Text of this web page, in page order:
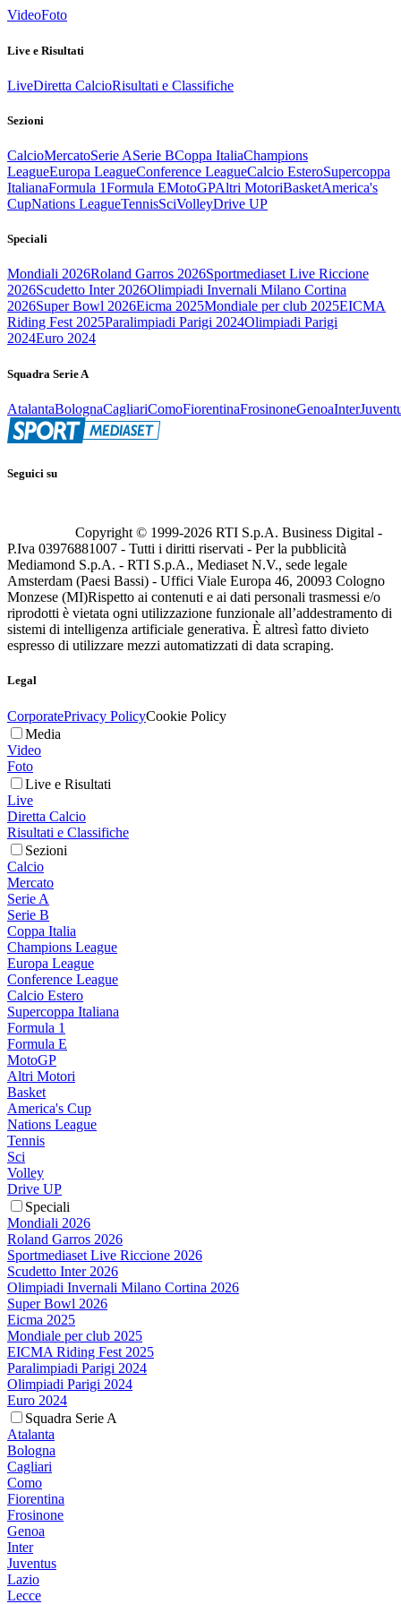
VideoFoto
Live e Risultati
LiveDiretta CalcioRisultati e Classifiche
Sezioni
CalcioMercatoSerie ASerie BCoppa ItaliaChampions
LeagueEuropa LeagueConference LeagueCalcio EsteroSupercoppa
ItalianaFormula 1Formula EMotoGPAltri MotoriBasketAmerica's
CupNations LeagueTennisSciVolleyDrive UP
Speciali
Mondiali 2026Roland Garros 2026Sportmediaset Live Riccione
2026Scudetto Inter 2026Olimpiadi Invernali Milano Cortina
2026Super Bowl 2026Eicma 2025Mondiale per club 2025EICMA
Riding Fest 2025Paralimpiadi Parigi 2024Olimpiadi Parigi
2024Euro 2024
Squadra Serie A
AtalantaBolognaCagliariComoFiorentinaFrosinoneGenoaInter
Seguici su
Copyright © 1999-2026 RTI S.p.A. Business Digital -
P.Iva 03976881007 - Tutti i diritti riservati - Per la pubblicità
Mediamond S.p.A. - RTI S.p.A., Mediaset N.V., sede legale
Amsterdam (Paesi Bassi) - Uffici Viale Europa 46, 20093 Cologno
Monzese (MI)Rispetto ai contenuti e ai dati personali trasmessi e/o
riprodotti è vietata ogni utilizzazione funzionale all’addestramento di
sistemi di intelligenza artificiale generativa. È altresì fatto divieto
espresso di utilizzare mezzi automatizzati di data scraping.
Legal
CorporatePrivacy PolicyCookie Policy
Media
Video
Foto
Live e Risultati
Live
Diretta Calcio
Risultati e Classifiche
Sezioni
Calcio
Mercato
Serie A
Serie B
Coppa Italia
Champions League
Europa League
Conference League
Calcio Estero
Supercoppa Italiana
Formula 1
Formula E
MotoGP
Altri Motori
Basket
America's Cup
Nations League
Tennis
Sci
Volley
Drive UP
Speciali
Mondiali 2026
Roland Garros 2026
Sportmediaset Live Riccione 2026
Scudetto Inter 2026
Olimpiadi Invernali Milano Cortina 2026
Super Bowl 2026
Eicma 2025
Mondiale per club 2025
EICMA Riding Fest 2025
Paralimpiadi Parigi 2024
Olimpiadi Parigi 2024
Euro 2024
Squadra Serie A
Atalanta
Bologna
Cagliari
Como
Fiorentina
Frosinone
Genoa
Inter
Juventus
Lazio
Lecce